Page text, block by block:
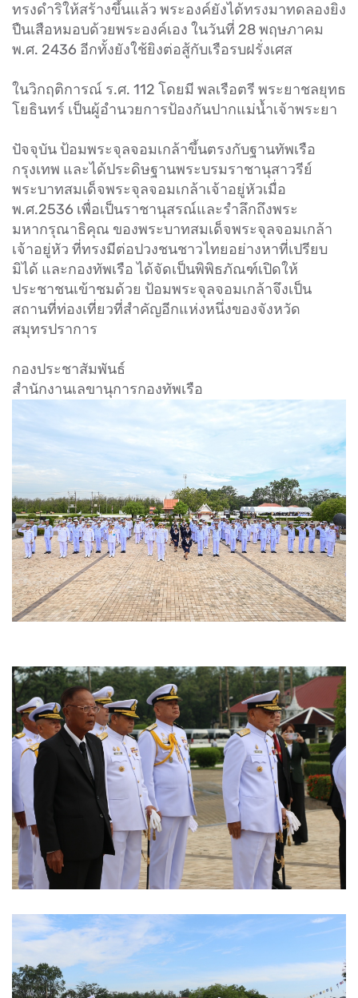
ทรงดำริให้สร้างขึ้นแล้ว พระองค์ยังได้ทรงมาทดลองยิง
ปืนเสือหมอบด้วยพระองค์เอง ในวันที่ 28 พฤษภาคม
พ.ศ. 2436 อีกทั้งยังใช้ยิงต่อสู้กับเรือรบฝรั่งเศส
ในวิกฤติการณ์ ร.ศ. 112 โดยมี พลเรือตรี พระยาชลยุทธ
โยธินทร์ เป็นผู้อำนวยการป้องกันปากแม่น้ำเจ้าพระยา
ปัจจุบัน ป้อมพระจุลจอมเกล้าขึ้นตรงกับฐานทัพเรือ
กรุงเทพ และได้ประดิษฐานพระบรมราชานุสาวรีย์
พระบาทสมเด็จพระจุลจอมเกล้าเจ้าอยู่หัวเมื่อ
พ.ศ.2536 เพื่อเป็นราชานุสรณ์และรำลึกถึงพระ
มหากรุณาธิคุณ ของพระบาทสมเด็จพระจุลจอมเกล้า
เจ้าอยู่หัว ที่ทรงมีต่อปวงชนชาวไทยอย่างหาที่เปรียบ
มิได้ และกองทัพเรือ ได้จัดเป็นพิพิธภัณฑ์เปิดให้
ประชาชนเข้าชมด้วย ป้อมพระจุลจอมเกล้าจึงเป็น
สถานที่ท่องเที่ยวที่สำคัญอีกแห่งหนึ่งของจังหวัด
สมุทรปราการ
กองประชาสัมพันธ์
สำนักงานเลขานุการกองทัพเรือ